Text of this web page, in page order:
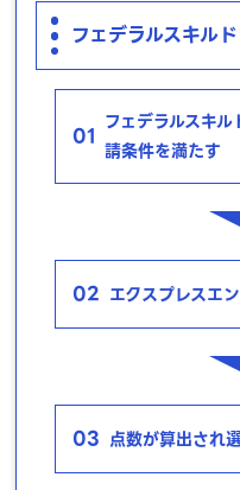
フェデラルスキル
01 フェデラルスキ
請条件を満たす
02 エクスプレスエ
03 点数が算出され